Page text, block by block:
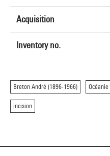
Acquisition
Inventory no.
Breton André (1896-1966) Océanie
incision